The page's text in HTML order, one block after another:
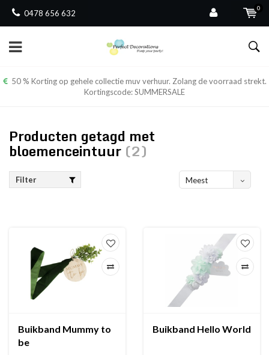
0478 656 632
0
50 % Korting op gehele collectie muv verhuur. Zolang de voorraad strekt.
Kortingscode: SUMMERSALE
Producten getagd met
bloemenceintuur (2)
Filter
Meest
Buikband Mummy to
be
Buikband Hello World